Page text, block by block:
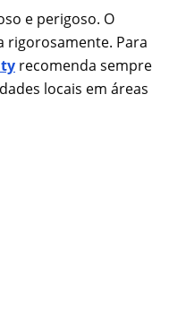
e perigoso. O
rigorosamente. Para
recomenda sempre
locais em áreas